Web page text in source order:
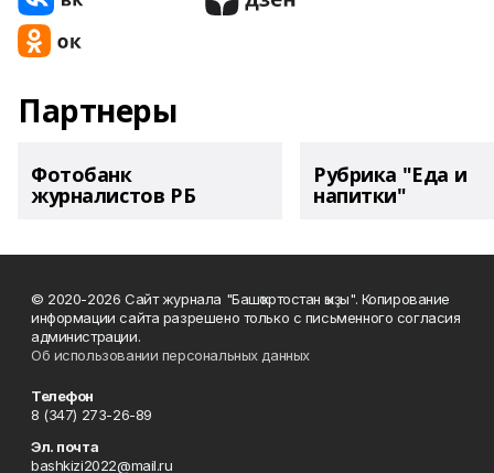
Партнеры
Фотобанк
журналистов РБ
Рубрика "Еда и
напитки"
© 2020-2026 Сайт журнала "Башҡортостан ҡыҙы". Копирование
информации сайта разрешено только с письменного согласия
администрации.
Об использовании персональных данных
Телефон
8 (347) 273-26-89
Эл. почта
bashkizi2022@mail.ru